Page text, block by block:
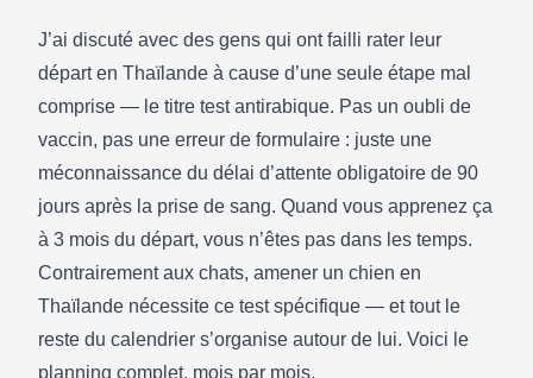
ANIMAUX THAÏLANDE
Amener son chien en Thaïlande : le
compte à rebours des 6 mois à ne pas
rater
J’ai discuté avec des gens qui ont failli rater leur
départ en Thaïlande à cause d’une seule étape mal
comprise — le titre test antirabique. Pas un oubli de
vaccin, pas une erreur de formulaire : juste une
méconnaissance du délai d’attente obligatoire de 90
jours après la prise de sang. Quand vous apprenez ça
à 3 mois du départ, vous n’êtes pas dans les temps.
Contrairement aux chats, amener un chien en
Thaïlande nécessite ce test spécifique — et tout le
reste du calendrier s’organise autour de lui. Voici le
planning complet, mois par mois.